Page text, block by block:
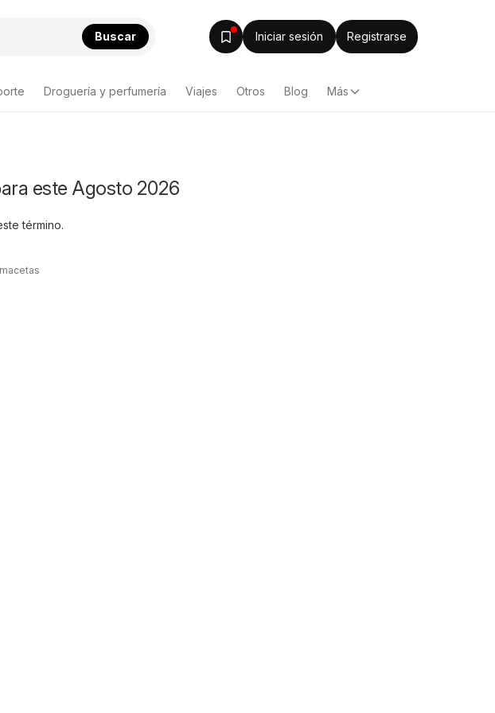
Buscar Iniciar sesión Registrarse
Droguería y perfumería Viajes Otros Blog Más
este Agosto 2026
término.